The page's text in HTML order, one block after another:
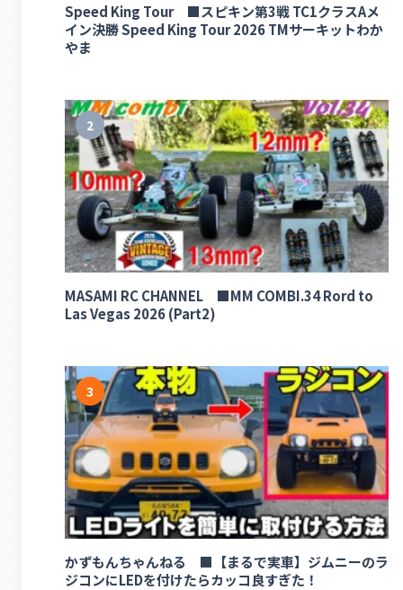
Speed King Tour ■スピキン第3戦 TC1クラスAメ
イン決勝 Speed King Tour 2026 TMサーキットわか
やま
2
MASAMI RC CHANNEL ■MM COMBI.34 Rord to
Las Vegas 2026 (Part2)
3
かずもんちゃんねる ■【まるで実車】ジムニーのラ
ジコンにLEDを付けたらカッコ良すぎた！